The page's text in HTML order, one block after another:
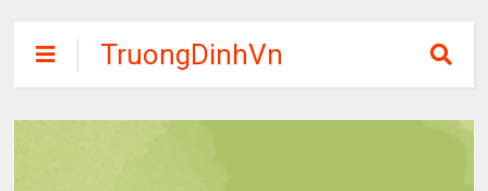
TruongDinhVn
Chia sẽ ebook,
các khóa học,